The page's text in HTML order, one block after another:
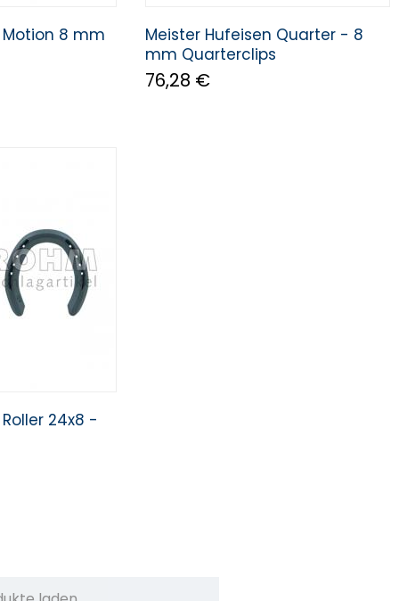
8 mm
Meister Hufeisen Quarter - 8
mm Quarterclips
76,28 €
24x8 -